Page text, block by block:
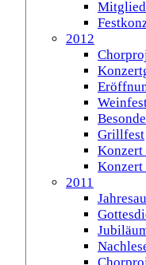
2012
Grillfest
Konzert
Konzert
2011